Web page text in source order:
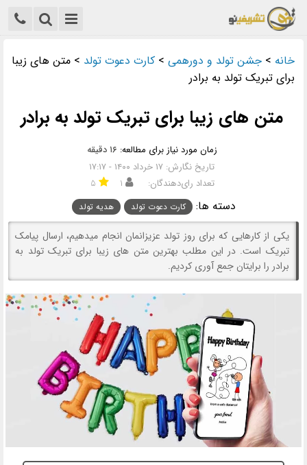
خانه > جشن تولد و دورهمی > کارت دعوت تولد > متن های زیبا
برای تبریک تولد به برادر
متن های زیبا برای تبریک تولد به برادر
زمان مورد نیاز برای مطالعه: ۱۶ دقیقه
تاریخ نگارش: ۱۷ خرداد ۱۴۰۰ - ۱۷:۱۷
تعداد رای‌دهندگان:
۱ ۵
دسته ها: کارت دعوت تولد هدیه تولد
یکی از کارهایی که برای روز تولد عزیزانمان انجام میدهیم، ارسال پیامک
تبریک است. در این مطلب بهترین متن های زیبا برای تبریک تولد به
برادر را برایتان جمع آوری کردیم.